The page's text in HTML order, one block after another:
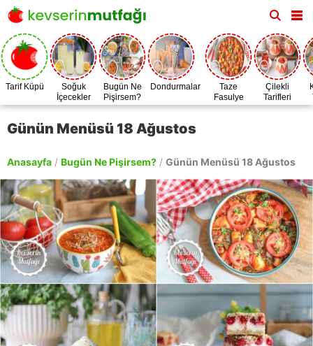
Tarif Küpü
Soğuk
İçecekler
Bugün Ne
Pişirsem?
Dondurmalar
Taze
Fasulye
Zamanı
Çilekli
Tarifleri
Günün Menüsü 18 Ağustos
Anasayfa / Bugün Ne Pişirsem? / Günün Menüsü 18 Ağustos